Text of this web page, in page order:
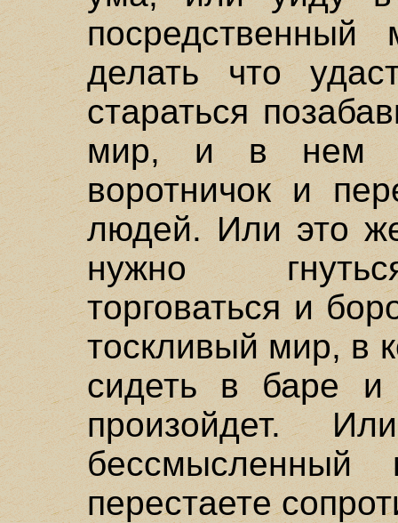
делать что
стараться
мир, и в нем
воротничок и
людей. Или это
нужно
торговаться и
тоскливый мир, в
сидеть в баре и
произойдет.
перестаете